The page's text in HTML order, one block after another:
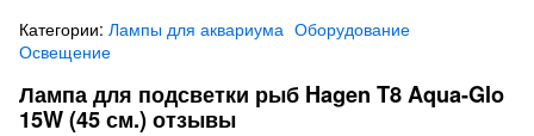
Категории: Лампы для аквариума Оборудование
Освещение
Лампа для подсветки рыб Hagen T8 Aqua-Glo
15W (45 см.) отзывы